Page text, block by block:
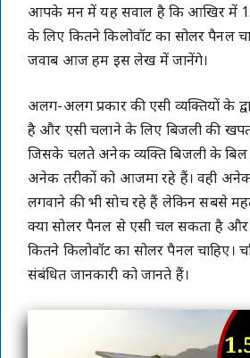
आपके मन में यह सवाल है कि आखिर में
के लिए कितने किलोवॉट का सोलर पैनल
जवाब आज हम इस लेख में जानेंगे।
अलग-अलग प्रकार की एसी व्यक्तियों के
है और एसी चलाने के लिए बिजली की खपत
जिसके चलते अनेक व्यक्ति बिजली के
अनेक तरीकों को आजमा रहे हैं। वही
लगवाने की भी सोच रहे हैं लेकिन सबसे
क्या सोलर पैनल से एसी चल सकता है
कितने किलोवॉट का सोलर पैनल चाहिए।
संबंधित जानकारी को जानते हैं।